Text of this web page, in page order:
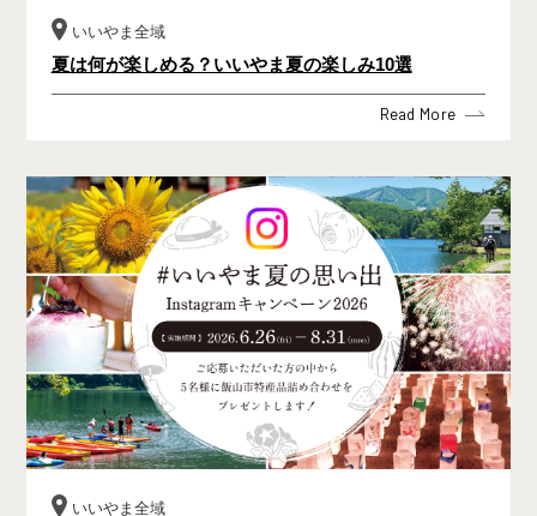
いいやま全域
夏は何が楽しめる？いいやま夏の楽しみ10選
Read More
いいやま全域